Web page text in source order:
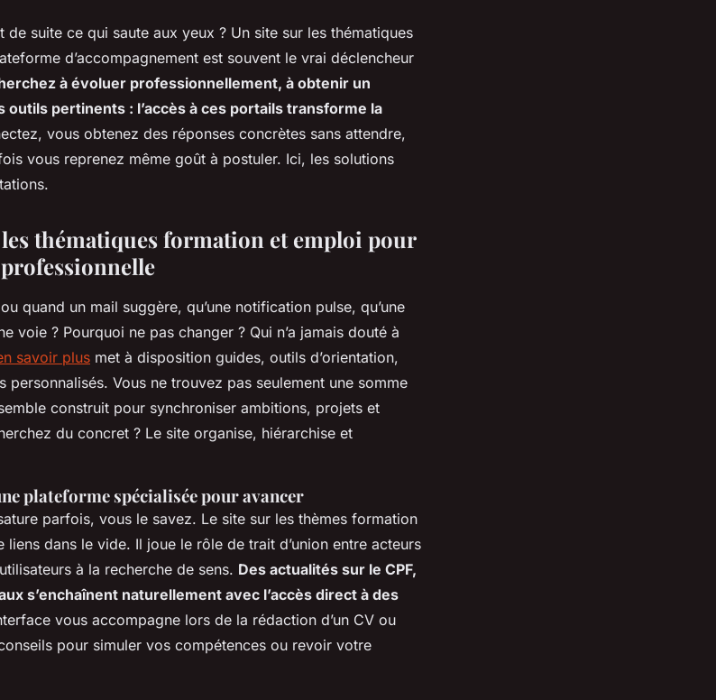
suite ce qui saute aux yeux ? Un site sur les thématiques
d’accompagnement est souvent le vrai déclencheur
à évoluer professionnellement, à obtenir un
pertinents : l’accès à ces portails transforme la
vous obtenez des réponses concrètes sans attendre,
vous reprenez même goût à postuler. Ici, les solutions
thématiques formation et emploi pour
quand un mail suggère, qu’une notification pulse, qu’une
voie ? Pourquoi ne pas changer ? Qui n’a jamais douté à
savoir plus met à disposition guides, outils d’orientation,
personnalisés. Vous ne trouvez pas seulement une somme
construit pour synchroniser ambitions, projets et
du concret ? Le site organise, hiérarchise et
plateforme spécialisée pour avancer
parfois, vous le savez. Le site sur les thèmes formation
dans le vide. Il joue le rôle de trait d’union entre acteurs
à la recherche de sens. Des actualités sur le CPF,
s’enchaînent naturellement avec l’accès direct à des
vous accompagne lors de la rédaction d’un CV ou
pour simuler vos compétences ou revoir votre